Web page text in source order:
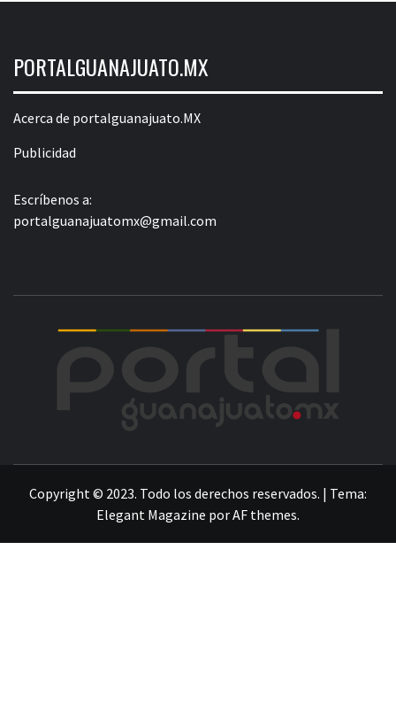
PORTALGUANAJUATO.MX
Acerca de portalguanajuato.MX
Publicidad
Escríbenos a:
portalguanajuatomx@gmail.com
Copyright © 2023. Todo los derechos reservados. | Tema:
Elegant Magazine porAF themes.